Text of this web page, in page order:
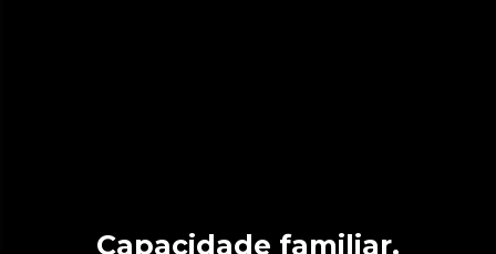
Capacidade familiar.